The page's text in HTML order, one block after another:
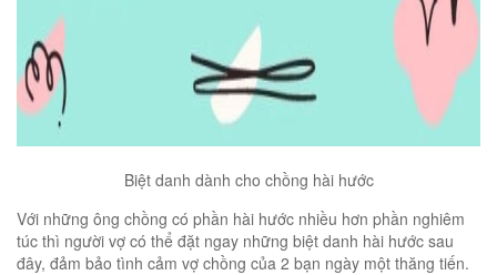
Biệt danh dành cho chồng hài hước
Với những ông chồng có phần hài hước nhiều hơn phần nghiêm
túc thì người vợ có thể đặt ngay những biệt danh hài hước sau
đây, đảm bảo tình cảm vợ chồng của 2 bạn ngày một thăng tiến.